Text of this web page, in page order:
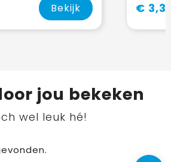
Bekijk €
jou bekeken
wel leuk hé!